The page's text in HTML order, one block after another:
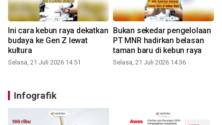
Ini cara kebun raya dekatkan
budaya ke Gen Z lewat
kultura
Selasa, 21 Juli 2026 14:51
Bukan sekedar pengelolaan
PT MNR hadirkan belasan
taman baru di kebun raya
Selasa, 21 Juli 2026 14:36
Infografik